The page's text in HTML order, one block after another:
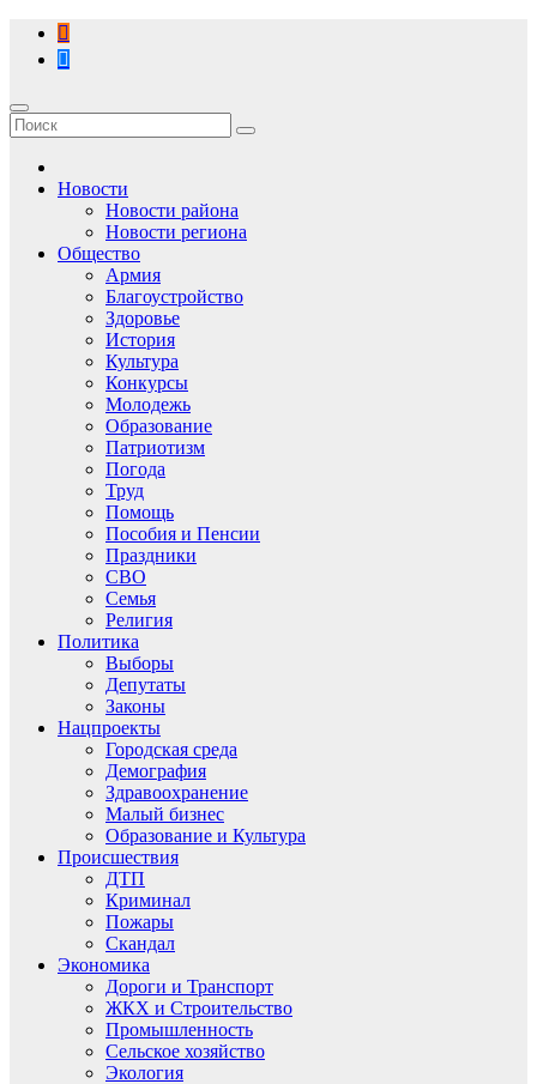
Перейти
содержимому
Новости
Новости района
Новости региона
Общество
Армия
Благоустройство
Здоровье
История
Культура
Конкурсы
Молодежь
Образование
Патриотизм
Погода
Труд
Помощь
Пособия и Пенсии
Праздники
СВО
Семья
Религия
Политика
Выборы
Депутаты
Законы
Нацпроекты
Городская среда
Демография
Здравоохранение
Малый бизнес
Образование и Культура
Происшествия
ДТП
Криминал
Пожары
Скандал
Экономика
Дороги и Транспорт
ЖКХ и Строительство
Промышленность
Сельское хозяйство
Экология